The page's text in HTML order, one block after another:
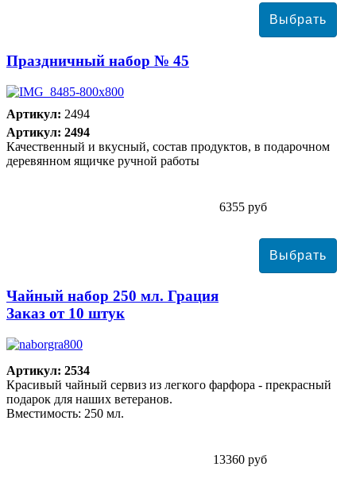
Праздничный набор № 45
Артикул: 2494
Артикул: 2494
Качественный и вкусный, состав продуктов, в подарочном
деревянном ящичке ручной работы
6355 руб
Чайный набор 250 мл. Грация
Заказ от 10 штук
Артикул: 2534
Красивый чайный сервиз из легкого фарфора - прекрасный
подарок для наших ветеранов.
Вместимость: 250 мл.
13360 руб